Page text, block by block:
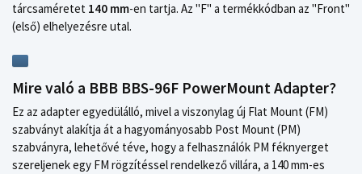
tárcsaméretet 140 mm-en tartja. Az "F" a termékkódban az "Front"
(első) elhelyezésre utal.
Mire való a BBB BBS-96F PowerMount Adapter?
Ez az adapter egyedülálló, mivel a viszonylag új Flat Mount (FM)
szabványt alakítja át a hagyományosabb Post Mount (PM)
szabványra, lehetővé téve, hogy a felhasználók PM féknyerget
szereljenek egy FM rögzítéssel rendelkező villára, a 140 mm-es